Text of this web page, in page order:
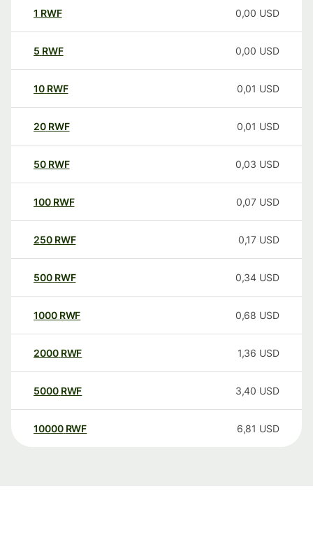
1 RWF 0,00 USD
5 RWF 0,00 USD
10 RWF 0,01 USD
20 RWF 0,01 USD
50 RWF 0,03 USD
100 RWF 0,07 USD
250 RWF 0,17 USD
500 RWF 0,34 USD
1000 RWF 0,68 USD
2000 RWF 1,36 USD
5000 RWF 3,40 USD
10000 RWF 6,81 USD